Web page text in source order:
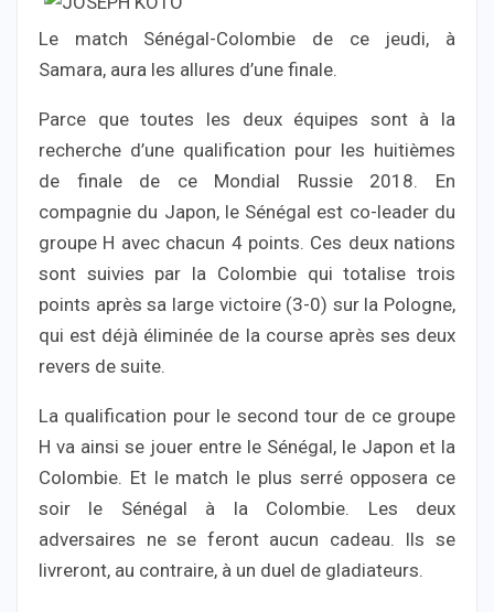
Le match Sénégal-Colombie de ce jeudi, à
Samara, aura les allures d’une finale.
Parce que toutes les deux équipes sont à la
recherche d’une qualification pour les huitièmes
de finale de ce Mondial Russie 2018. En
compagnie du Japon, le Sénégal est co-leader du
groupe H avec chacun 4 points. Ces deux nations
sont suivies par la Colombie qui totalise trois
points après sa large victoire (3-0) sur la Pologne,
qui est déjà éliminée de la course après ses deux
revers de suite.
La qualification pour le second tour de ce groupe
H va ainsi se jouer entre le Sénégal, le Japon et la
Colombie. Et le match le plus serré opposera ce
soir le Sénégal à la Colombie. Les deux
adversaires ne se feront aucun cadeau. Ils se
livreront, au contraire, à un duel de gladiateurs.